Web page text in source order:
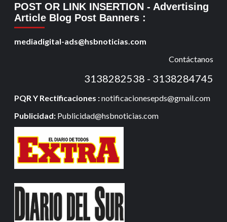
POST OR LINK INSERTION - Advertising
Article Blog Post Banners :
mediadigital-ads@hsbnoticias.com
Contáctanos
3138282538 - 3138284745
PQR Y Rectificaciones :notificacionesepds@gmail.com
Publicidad: Publicidad@hsbnoticias.com